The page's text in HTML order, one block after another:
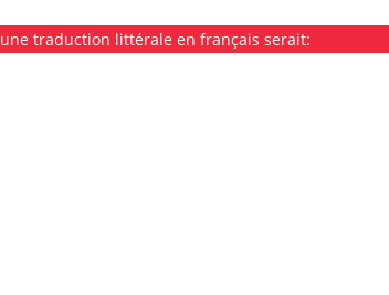
traduction littérale en français serait: